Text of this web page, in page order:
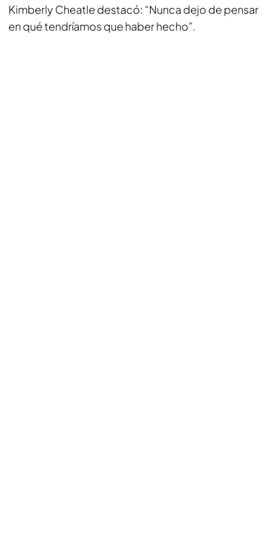
Kimberly Cheatle destacó: “Nunca dejo de pensar
en qué tendríamos que haber hecho”.